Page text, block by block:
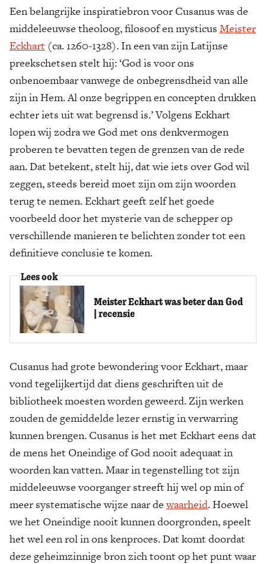
Een belangrijke inspiratiebron voor Cusanus was de
middeleeuwse theoloog, filosoof en mysticus Meister
Eckhart (ca. 1260-1328). In een van zijn Latijnse
preekschetsen stelt hij: ‘God is voor ons
onbenoembaar vanwege de onbegrensd­heid van alle
zijn in Hem. Al onze begrippen en concepten drukken
echter iets uit wat begrensd is.’ Volgens Eckhart
lopen wij zodra we God met ons denkvermogen
proberen te bevatten tegen de grenzen van de rede
aan. Dat betekent, stelt hij, dat wie iets over God wil
zeggen, steeds bereid moet zijn om zijn woorden
terug te nemen. Eckhart geeft zelf het goede
voorbeeld door het mysterie van de schepper op
verschillende manieren te belichten zonder tot een
definitieve conclusie te komen.
Lees ook
Meister Eckhart was beter dan God
| recensie
Cusanus had grote bewondering voor Eckhart, maar
vond tegelijkertijd dat diens geschriften uit de
bibliotheek moesten worden geweerd. Zijn werken
zouden de gemiddelde lezer ernstig in verwarring
kunnen brengen. Cusanus is het met Eckhart eens dat
de mens het Oneindige of God nooit adequaat in
woorden kan vatten. Maar in tegenstelling tot zijn
middeleeuwse voorganger streeft hij wel op min of
meer systematische wijze naar dewaarheid. Hoewel
we het Oneindige nooit kunnen doorgronden, speelt
het wel een rol in ons kenproces. Dat komt doordat
deze geheimzinnige bron zich toont op het punt waar